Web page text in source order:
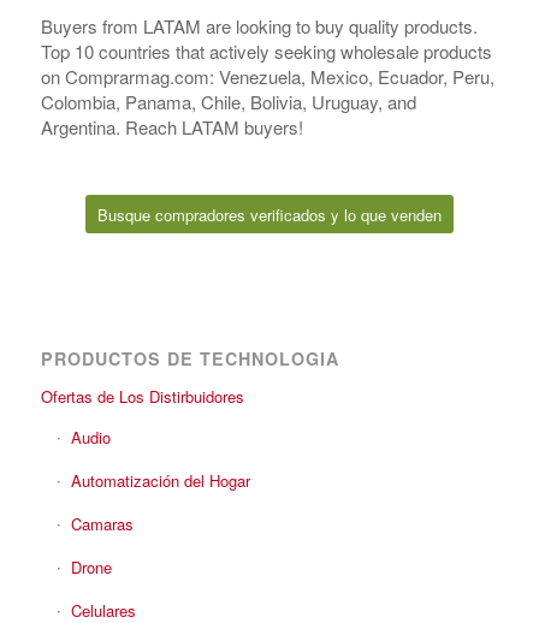
Buyers from LATAM are looking to buy quality products.
Top 10 countries that actively seeking wholesale products
on Comprarmag.com: Venezuela, Mexico, Ecuador, Peru,
Colombia, Panama, Chile, Bolivia, Uruguay, and
Argentina. Reach LATAM buyers!
Busque compradores verificados y lo que venden
PRODUCTOS DE TECHNOLOGIA
Ofertas de Los Distirbuidores
Audio
Automatización del Hogar
Camaras
Drone
Celulares